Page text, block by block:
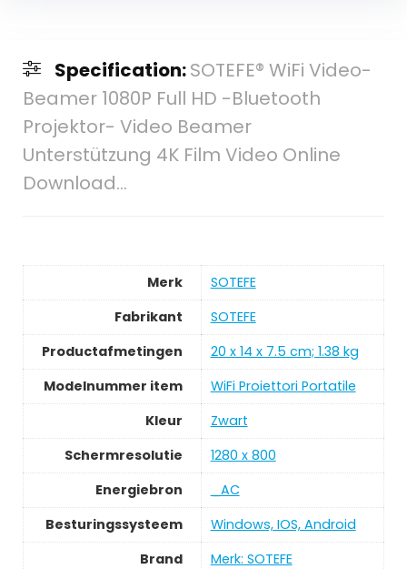
Specification:SOTEFE® WiFi Video-
Beamer 1080P Full HD -Bluetooth
Projektor- Video Beamer
Unterstützung 4K Film Video Online
Download…
Merk
SOTEFE
Fabrikant
SOTEFE
Productafmetingen
20 x 14 x 7.5 cm; 1.38 kg
Modelnummer item
WiFi Proiettori Portatile
Kleur
Zwart
Schermresolutie
1280 x 800
Energiebron
_AC
Besturingssysteem
Windows, IOS, Android
Brand
Merk: SOTEFE